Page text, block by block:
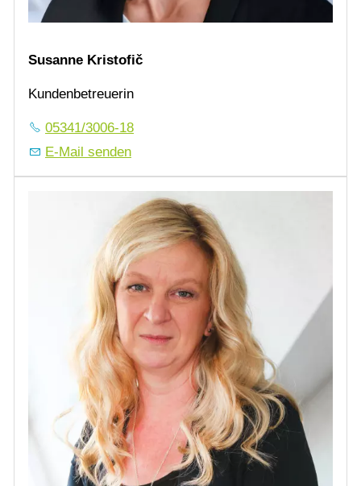
Susanne Kristofič
Kundenbetreuerin
05341/3006-18
E-Mail senden